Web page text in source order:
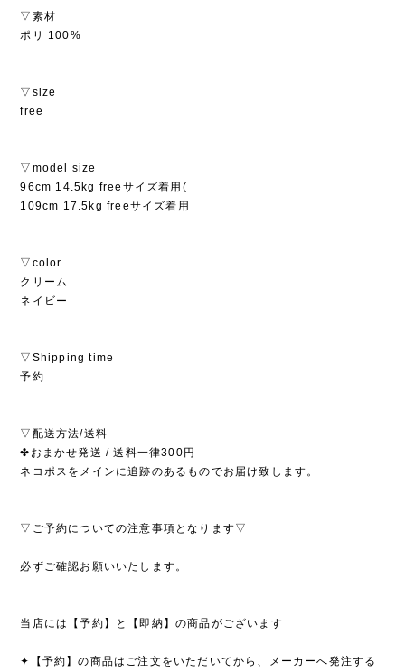
▽素材
ポリ 100%
▽size
free
▽model size
96cm 14.5kg freeサイズ着用(
109cm 17.5kg freeサイズ着用
▽color
クリーム
ネイビー
▽Shipping time
予約
▽配送方法/送料
✤おまかせ発送 / 送料一律300円
ネコポスをメインに追跡のあるものでお届け致します。
▽ご予約についての注意事項となります▽
必ずご確認お願いいたします。
当店には【予約】と【即納】の商品がございます
✦【予約】の商品はご注文をいただいてから、メーカーへ発注する